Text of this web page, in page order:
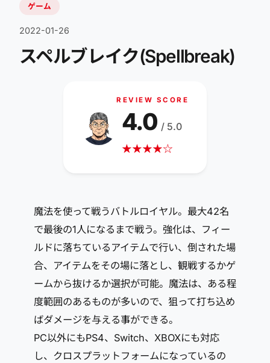
ゲーム
2022-01-26
スペルブレイク(Spellbreak)
REVIEW SCORE
★★★★☆
4.0 / 5.0
魔法を使って戦うバトルロイヤル。最大42名
で最後の1人になるまで戦う。強化は、フィー
ルドに落ちているアイテムで行い、倒された場
合、アイテムをその場に落とし、観戦するかゲ
ームから抜けるか選択が可能。魔法は、ある程
度範囲のあるものが多いので、狙って打ち込め
ばダメージを与える事ができる。
PC以外にもPS4、Switch、XBOXにも対応
し、クロスプラットフォームになっているの